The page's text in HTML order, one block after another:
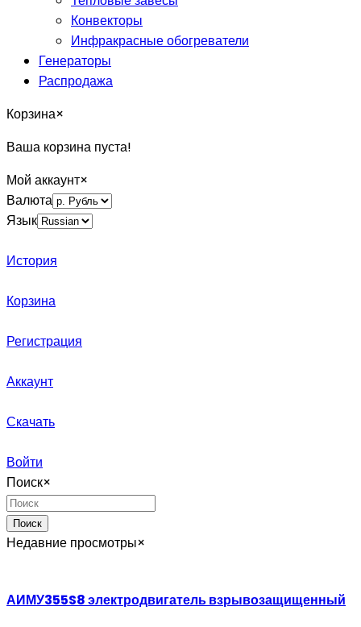
Конвекторы
Инфракрасные обогреватели
Генераторы
Распродажа
Корзина×
Ваша корзина пуста!
Мой аккаунт×
Валюта
Язык
История
Корзина
Регистрация
Аккаунт
Скачать
Войти
Поиск×
Поиск
Недавние просмотры×
АИМУ355S8 электродвигатель взрывозащищенный